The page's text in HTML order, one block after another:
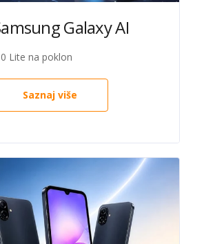
Galaxy AI
Lite na poklon
Saznaj više